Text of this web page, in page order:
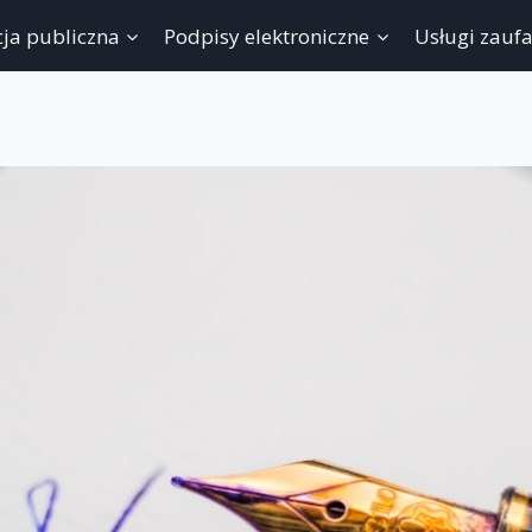
publiczna Podpisy elektroniczne Usługi